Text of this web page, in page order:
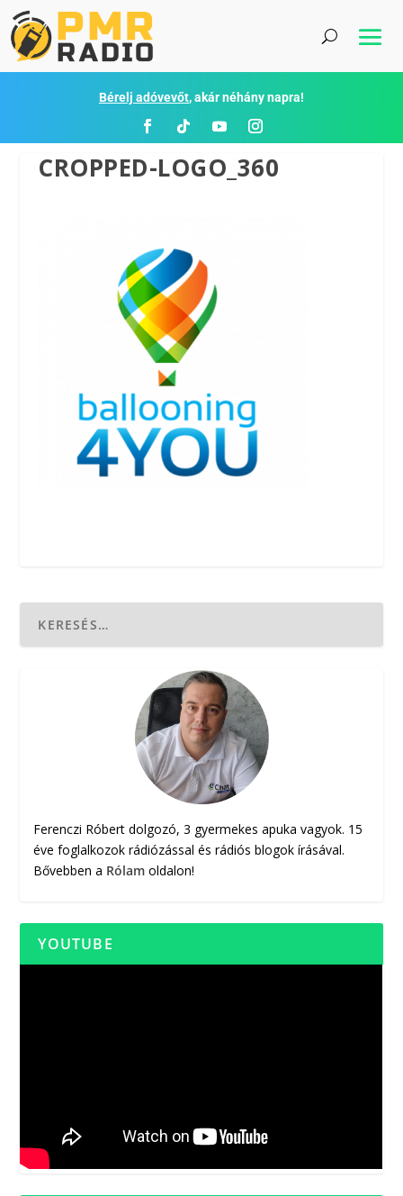
Bérelj adóvevőt, akár néhány napra!
CROPPED-LOGO_360
Ferenczi Róbert dolgozó, 3 gyermekes apuka vagyok. 15
éve foglalkozok rádiózással és rádiós blogok írásával.
Bővebben a Rólam oldalon!
YOUTUBE